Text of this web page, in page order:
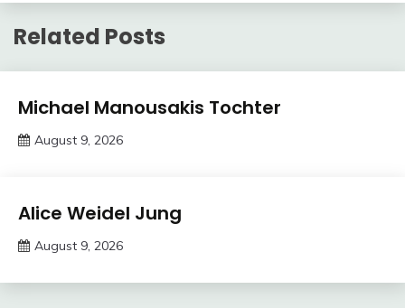
Related Posts
Trends
Michael Manousakis Tochter
August 9, 2026
Trends
Alice Weidel Jung
August 9, 2026
Meme